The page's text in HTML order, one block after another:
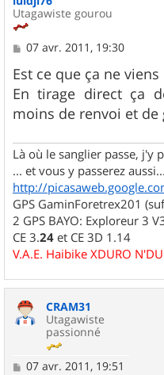
Utagawiste gourou
M
s
s
a
g
e
07 avr. 2011, 19:30
Est ce que ça ne
En tirage direct ça
moins de renvoi et de
Là où le sanglier passe, j'y
... et vous y passerez aussi...
http://
GPS GaminForetrex201
2 GPS BAYO: Exploreur 3
CE 3.24 et CE 3D 1.14
V.A.E. Haibike XDURO
CRAM31
Utagawiste
passionné
M
07 avr. 2011, 19:51